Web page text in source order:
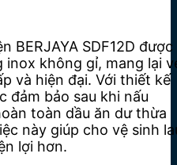
BERJAYA SDF12D được
không gỉ, mang lại
và hiện đại. Với thiết kế
đảm bảo sau khi nấu
toàn dầu ăn dư thừa
này giúp cho vệ sinh
lợi hơn.